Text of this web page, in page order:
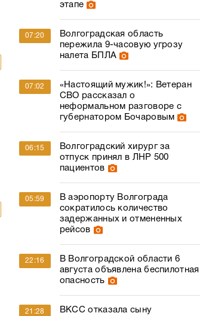
этапе
07:20
Волгоградская область
пережила 9-часовую угрозу
налета БПЛА
07:02
«Настоящий мужик!»: Ветеран
СВО рассказал о
неформальном разговоре с
губернатором Бочаровым
06:15
Волгоградский хирург за
отпуск принял в ЛНР 500
пациентов
05:59
В аэропорту Волгограда
сократилось количество
задержанных и отмененных
рейсов
22:16
В Волгоградской области 6
августа объявлена беспилотная
опасность
21:28
ВКСС отказала сыну